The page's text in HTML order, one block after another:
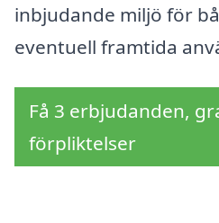
inbjudande miljö för
eventuell framtida
Få 3 erbjudanden,
förpliktelser